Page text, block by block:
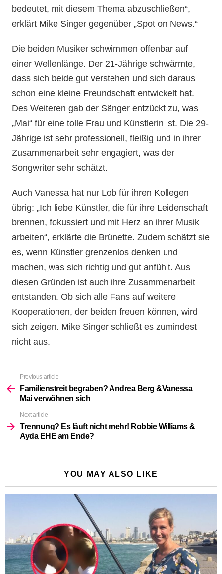
bedeutet, mit diesem Thema abzuschließen“,
erklärt Mike Singer gegenüber „Spot on News.“
Die beiden Musiker schwimmen offenbar auf
einer Wellenlänge. Der 21-Jährige schwärmte,
dass sich beide gut verstehen und sich daraus
schon eine kleine Freundschaft entwickelt hat.
Des Weiteren gab der Sänger entzückt zu, was
„Mai“ für eine tolle Frau und Künstlerin ist. Die 29-
Jährige ist sehr professionell, fleißig und in ihrer
Zusammenarbeit sehr engagiert, was der
Songwriter sehr schätzt.
Auch Vanessa hat nur Lob für ihren Kollegen
übrig: „Ich liebe Künstler, die für ihre Leidenschaft
brennen, fokussiert und mit Herz an ihrer Musik
arbeiten“, erklärte die Brünette. Zudem schätzt sie
es, wenn Künstler grenzenlos denken und
machen, was sich richtig und gut anfühlt. Aus
diesen Gründen ist auch ihre Zusammenarbeit
entstanden. Ob sich alle Fans auf weitere
Kooperationen, der beiden freuen können, wird
sich zeigen. Mike Singer schließt es zumindest
nicht aus.
more
Previous article
Familienstreit begraben? Andrea Berg &Vanessa
Mai verwöhnen sich
Next article
Trennung? Es läuft nicht mehr! Robbie Williams &
Ayda EHE am Ende?
YOU MAY ALSO LIKE